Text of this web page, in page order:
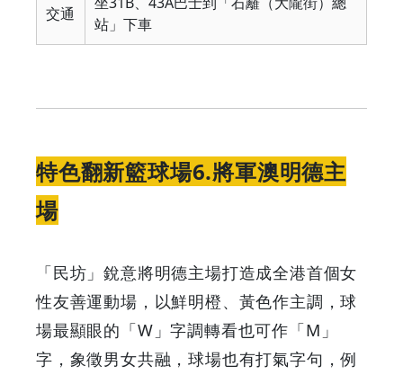
交通
站」下車
特色翻新籃球場6.將軍澳明德主
場
「民坊」銳意將明德主場打造成全港首個女
性友善運動場，以鮮明橙、黃色作主調，球
場最顯眼的「W」字調轉看也可作「M」
字，象徵男女共融，球場也有打氣字句，例